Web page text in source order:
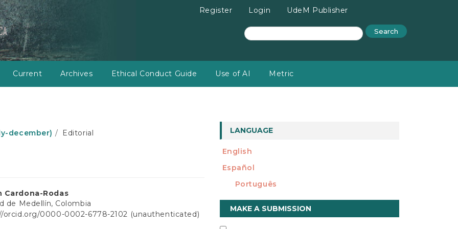
Register Login UdeM Publisher
Current Archives Ethical Conduct Guide Use of AI Metric
Search
december) Editorial
Cardona-Rodas
de Medellín, Colombia
orcid.org/0000-0002-6778-2102 (unauthenticated)
LANGUAGE
English
Español
Português
Make
a
MAKE A SUBMISSION